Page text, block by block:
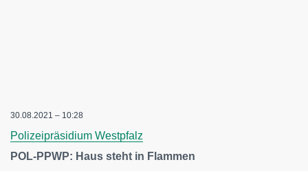
30.08.2021 – 10:28
Polizeipräsidium Westpfalz
POL-PPWP: Haus steht in Flammen